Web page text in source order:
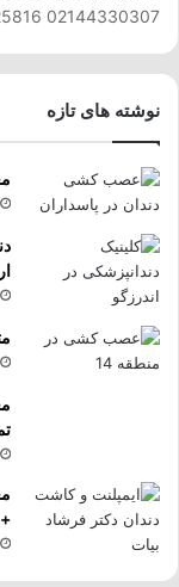
02144330307 02144325816 02144323561 کسب…
نوشته های تازه
+